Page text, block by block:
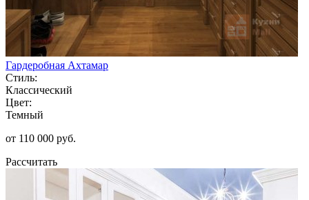
Гардеробная Ахтамар
Стиль:
Классический
Цвет:
Темный
от 110 000 руб.
Рассчитать